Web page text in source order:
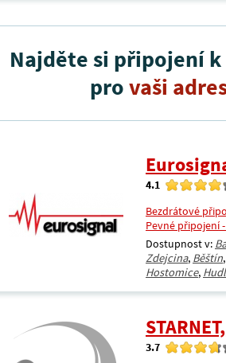
Najděte si připojení
provaši
4.1
Bezdrátové
Pevné připojení
Dostupnost v:
Zdejcina, Běštín,
Hostomice,
3.7